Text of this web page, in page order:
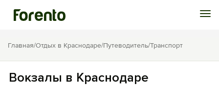
Войти
Главная/Отдых в Краснодаре/Путеводитель/Транспорт
Вокзалы в Краснодаре